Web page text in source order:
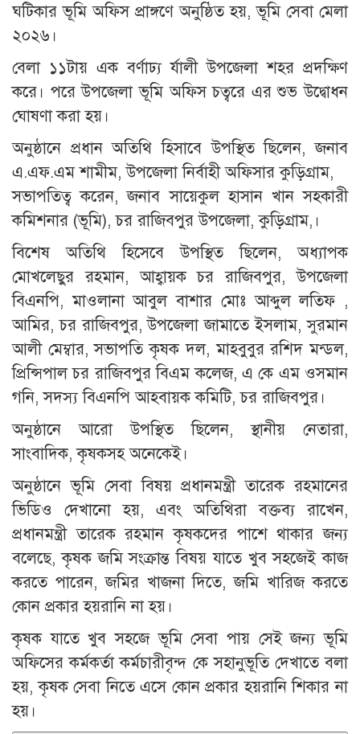
ঘটিকার ভূমি অফিস প্রাঙ্গণে অনুষ্ঠিত হয়, ভূমি সেবা মেলা
২০২৬।
বেলা ১১টায় এক বর্ণাঢ্য র্যালী উপজেলা শহর প্রদক্ষিণ
করে। পরে উপজেলা ভূমি অফিস চত্বরে এর শুভ উদ্বোধন
ঘোষণা করা হয়।
অনুষ্ঠানে প্রধান অতিথি হিসাবে উপস্থিত ছিলেন, জনাব
এ.এফ.এম শামীম, উপজেলা নির্বাহী অফিসার কুড়িগ্রাম,
সভাপতিত্ব করেন, জনাব সায়েকুল হাসান খান সহকারী
কমিশনার (ভূমি), চর রাজিবপুর উপজেলা, কুড়িগ্রাম,।
বিশেষ অতিথি হিসেবে উপস্থিত ছিলেন, অধ্যাপক
মোখলেছুর রহমান, আহ্বায়ক চর রাজিবপুর, উপজেলা
বিএনপি, মাওলানা আবুল বাশার মোঃ আব্দুল লতিফ ,
আমির, চর রাজিবপুর, উপজেলা জামাতে ইসলাম, সুরমান
আলী মেম্বার, সভাপতি কৃষক দল, মাহবুবুর রশিদ মন্ডল,
প্রিন্সিপাল চর রাজিবপুর বিএম কলেজ, এ কে এম ওসমান
গনি, সদস্য বিএনপি আহবায়ক কমিটি, চর রাজিবপুর।
অনুষ্ঠানে আরো উপস্থিত ছিলেন, স্থানীয় নেতারা,
সাংবাদিক, কৃষকসহ অনেকেই।
অনুষ্ঠানে ভূমি সেবা বিষয় প্রধানমন্ত্রী তারেক রহমানের
ভিডিও দেখানো হয়, এবং অতিথিরা বক্তব্য রাখেন,
প্রধানমন্ত্রী তারেক রহমান কৃষকদের পাশে থাকার জন্য
বলেছে, কৃষক জমি সংক্রান্ত বিষয় যাতে খুব সহজেই কাজ
করতে পারেন, জমির খাজনা দিতে, জমি খারিজ করতে
কোন প্রকার হয়রানি না হয়।
কৃষক যাতে খুব সহজে ভূমি সেবা পায় সেই জন্য ভূমি
অফিসের কর্মকর্তা কর্মচারীবৃন্দ কে সহানুভূতি দেখাতে বলা
হয়, কৃষক সেবা নিতে এসে কোন প্রকার হয়রানি শিকার না
হয়।